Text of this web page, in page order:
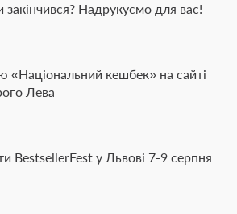
Надрукуємо для вас!
«Національний кешбек» на сайті
Лева
BestsellerFest у Львові 7-9 серпня